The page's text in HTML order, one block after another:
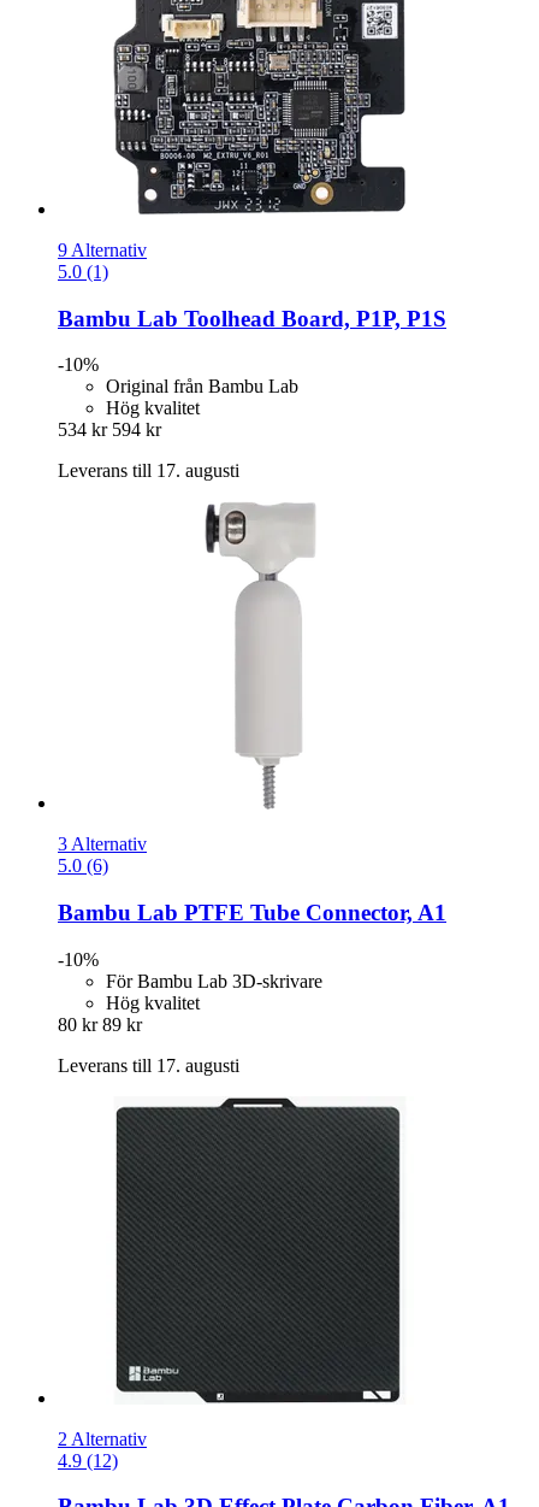
9 Alternativ
5.0 (1)
Bambu Lab Toolhead Board, P1P, P1S
-10%
Original från Bambu Lab
Hög kvalitet
534 kr 594 kr
Leverans till 17. augusti
3 Alternativ
5.0 (6)
Bambu Lab PTFE Tube Connector, A1
-10%
För Bambu Lab 3D-skrivare
Hög kvalitet
80 kr 89 kr
Leverans till 17. augusti
2 Alternativ
4.9 (12)